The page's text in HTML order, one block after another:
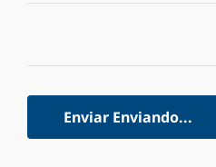
Enviar Enviando...